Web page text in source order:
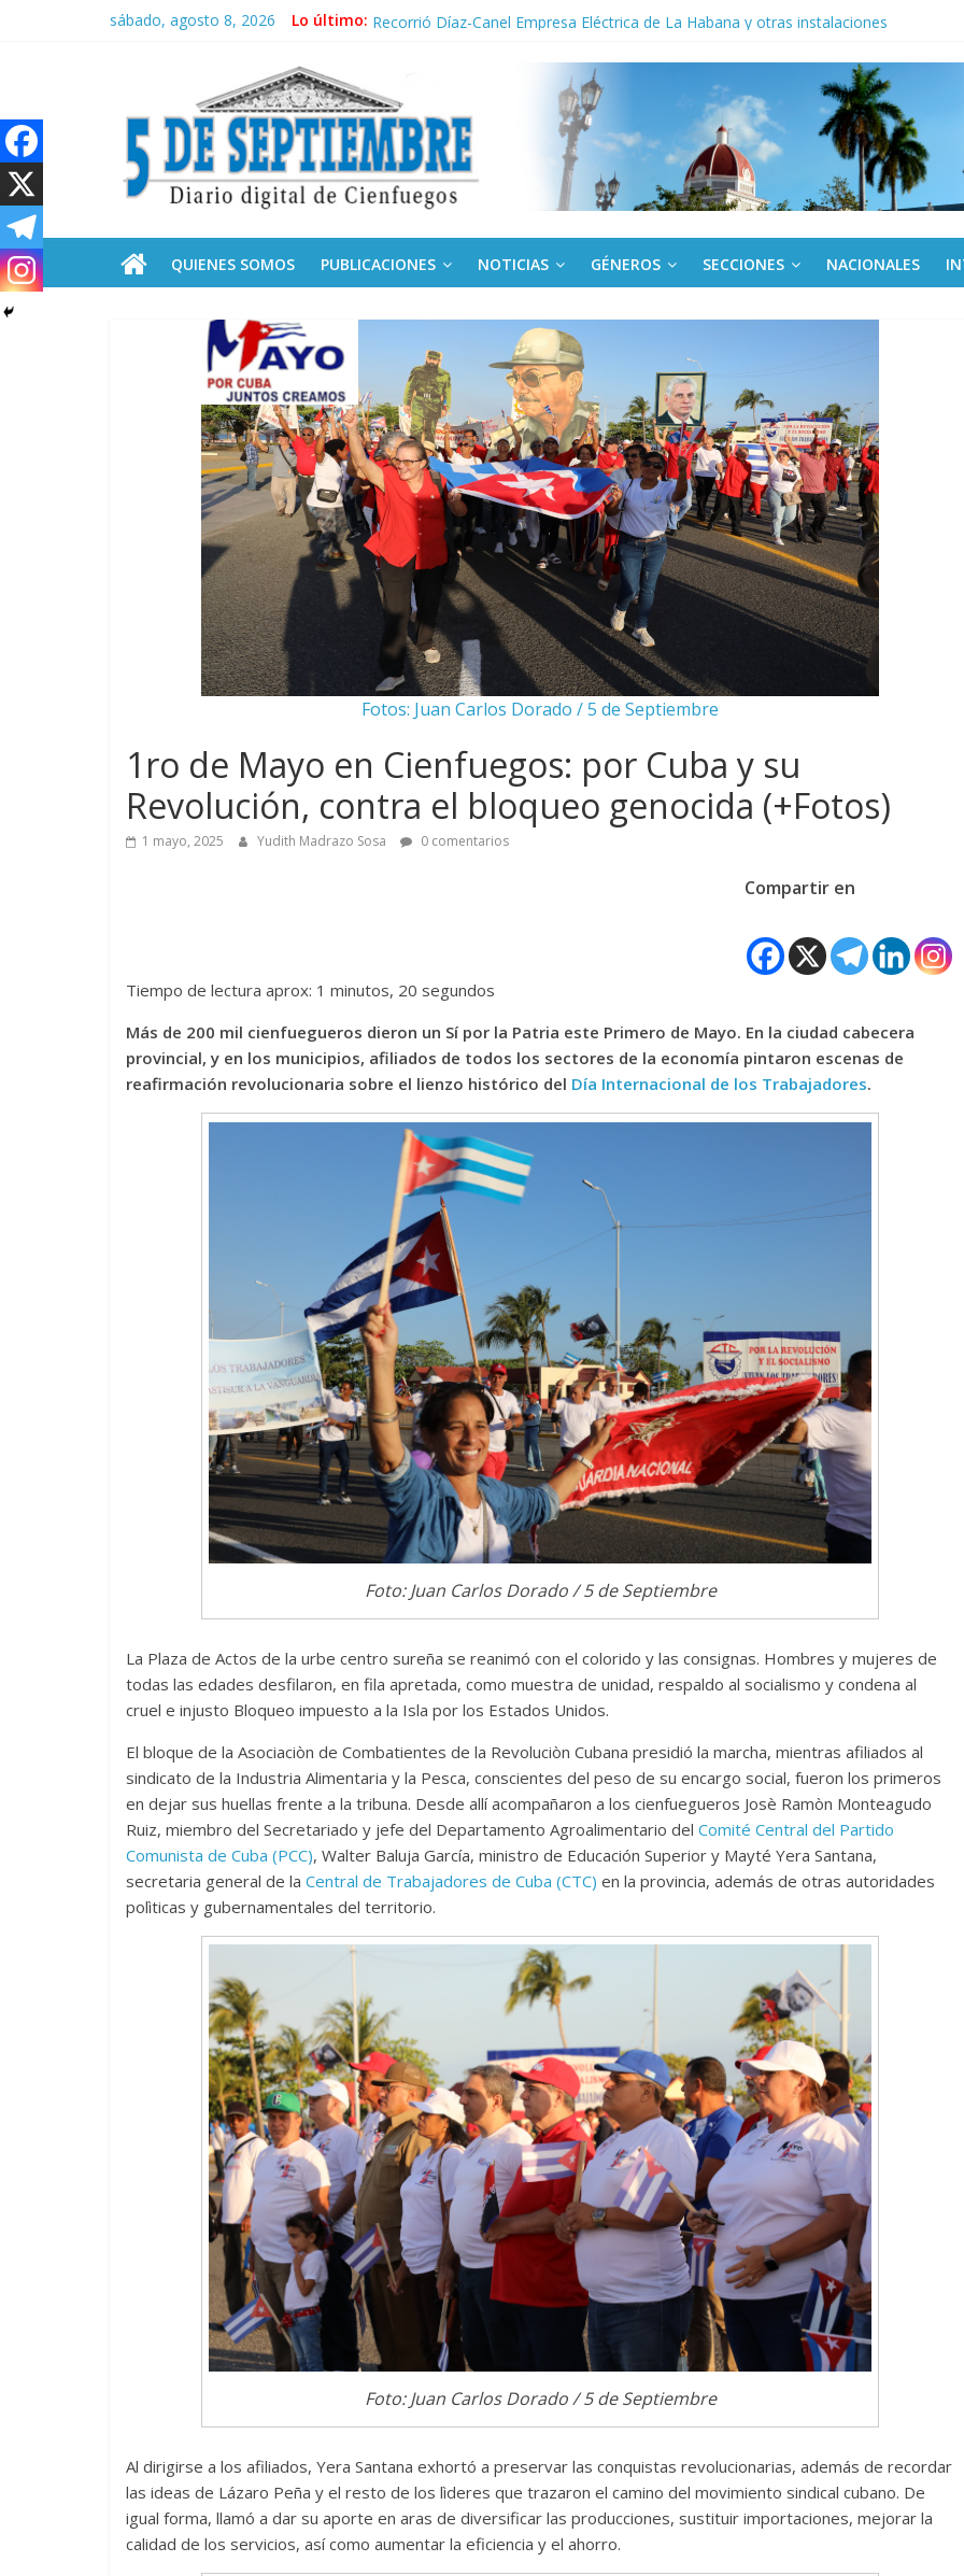
sábado, agosto 8, 2026 Lo último: El pulso de la noche opacado por el alcohol
Fidel, la Feria del Libro y el legado editorial cubano
Premian a estudiantes cubanos en certamen de ballet en Sudáfrica
Plan vacacional ICAIC, para los niños trabajamos
Septiembre
Diario
de
Cienfuegos,QUIENES SOMOS PUBLICACIONES NOTICIAS GÉNEROS SECCIONES NACIONALES
Fotos: Juan Carlos Dorado / 5 de Septiembre
1ro de Mayo en Cienfuegos: por Cuba y su
Revolución, contra el bloqueo genocida (+Fotos)
1 mayo, 2025 Yudith Madrazo Sosa 0 comentarios
Compartir en
Tiempo de lectura aprox: 1 minutos, 20 segundos
Más de 200 mil cienfuegueros dieron un Sí por la Patria este Primero de Mayo. En la ciudad cabecera
provincial, y en los municipios, afiliados de todos los sectores de la economía pintaron escenas de
reafirmación revolucionaria sobre el lienzo histórico del Día Internacional de los Trabajadores.
Foto: Juan Carlos Dorado / 5 de Septiembre
La Plaza de Actos de la urbe centro sureña se reanimó con el colorido y las consignas. Hombres y mujeres de
todas las edades desfilaron, en fila apretada, como muestra de unidad, respaldo al socialismo y condena al
cruel e injusto Bloqueo impuesto a la Isla por los Estados Unidos.
El bloque de la Asociaciòn de Combatientes de la Revoluciòn Cubana presidió la marcha, mientras afiliados al
sindicato de la Industria Alimentaria y la Pesca, conscientes del peso de su encargo social, fueron los primeros
en dejar sus huellas frente a la tribuna. Desde allí acompañaron a los cienfuegueros Josè Ramòn Monteagudo
Ruiz, miembro del Secretariado y jefe del Departamento Agroalimentario del Comité Central del Partido
Comunista de Cuba (PCC), Walter Baluja García, ministro de Educación Superior y Mayté Yera Santana,
secretaria general de la Central de Trabajadores de Cuba (CTC) en la provincia, además de otras autoridades
polìticas y gubernamentales del territorio.
Foto: Juan Carlos Dorado / 5 de Septiembre
Al dirigirse a los afiliados, Yera Santana exhortó a preservar las conquistas revolucionarias, además de recordar
las ideas de Lázaro Peña y el resto de los lìderes que trazaron el camino del movimiento sindical cubano. De
igual forma, llamó a dar su aporte en aras de diversificar las producciones, sustituir importaciones, mejorar la
calidad de los servicios, así como aumentar la eficiencia y el ahorro.
Cuento de hadas
interclasista en la alta
burguesía mexicana
30 diciembre, 2025
Julio Martínez Molina
0
Cine macizo de
28 diciembre, 2025